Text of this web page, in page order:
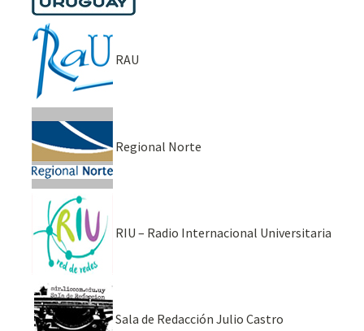
RAU
Regional Norte
RIU – Radio Internacional Universitaria
Sala de Redacción Julio Castro